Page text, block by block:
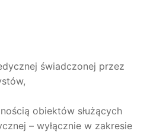
świadczonej przez
obiektów służących
– wyłącznie w zakresie